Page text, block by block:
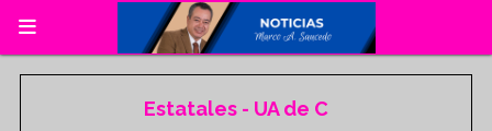
Estatales - UA de C